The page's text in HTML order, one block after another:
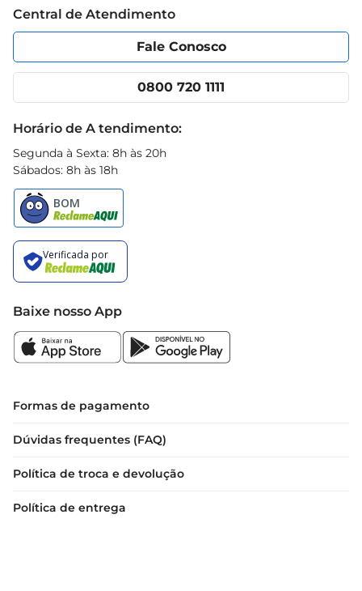
firme e sabor adocicado, os morangos Demarchi
são uma adição saudável e saborosa à sua
Política de Privacidade
Portal do fornecedor
Cencosud Media
Código de Ética
App Prezunic
Central de Atendimento
Fale Conosco
0800 720 1111
Horário de A tendimento:
Segunda à Sexta: 8h às 20h
Sábados: 8h às 18h
Baixe nosso App
Formas de pagamento
Dúvidas frequentes (FAQ)
Política de troca e devolução
Política de entrega